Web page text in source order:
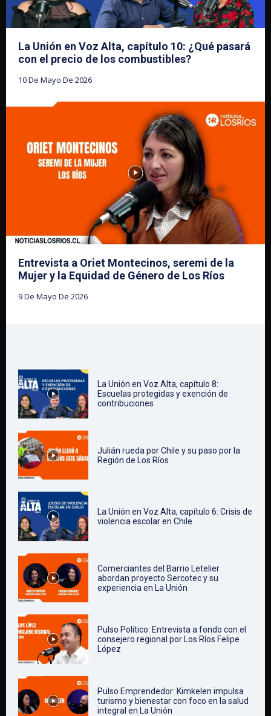
La Unión en Voz Alta, capítulo 10: ¿Qué pasará
con el precio de los combustibles?
10 De Mayo De 2026
Entrevista a Oriet Montecinos, seremi de la
Mujer y la Equidad de Género de Los Ríos
9 De Mayo De 2026
La Unión en Voz Alta, capítulo 8:
Escuelas protegidas y exención de
contribuciones
Julián rueda por Chile y su paso por la
Región de Los Ríos
La Unión en Voz Alta, capítulo 6: Crisis de
violencia escolar en Chile
Comerciantes del Barrio Letelier
abordan proyecto Sercotec y su
experiencia en La Unión
Pulso Político: Entrevista a fondo con el
consejero regional por Los Ríos Felipe
López
Pulso Emprendedor: Kimkelen impulsa
turismo y bienestar con foco en la salud
integral en La Unión